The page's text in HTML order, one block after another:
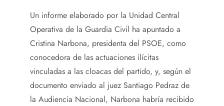
Un informe elaborado por la Unidad Central
Operativa de la Guardia Civil ha apuntado a
Cristina Narbona, presidenta del PSOE, como
conocedora de las actuaciones ilícitas
vinculadas a las cloacas del partido, y, según el
documento enviado al juez Santiago Pedraz de
la Audiencia Nacional, Narbona habría recibido